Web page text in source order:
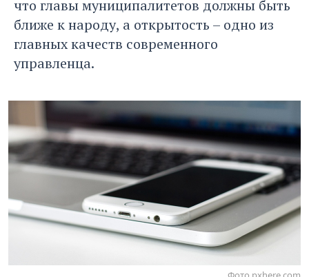
что главы муниципалитетов должны быть
ближе к народу, а открытость – одно из
главных качеств современного
управленца.